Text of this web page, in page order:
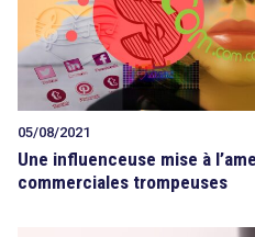
05/08/2021
Une influenceuse mise à
commerciales trompeuses